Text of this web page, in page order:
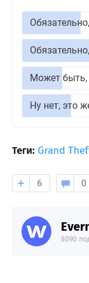
Может быть,
Ну нет, это
Теги: Grand
6 0
8090